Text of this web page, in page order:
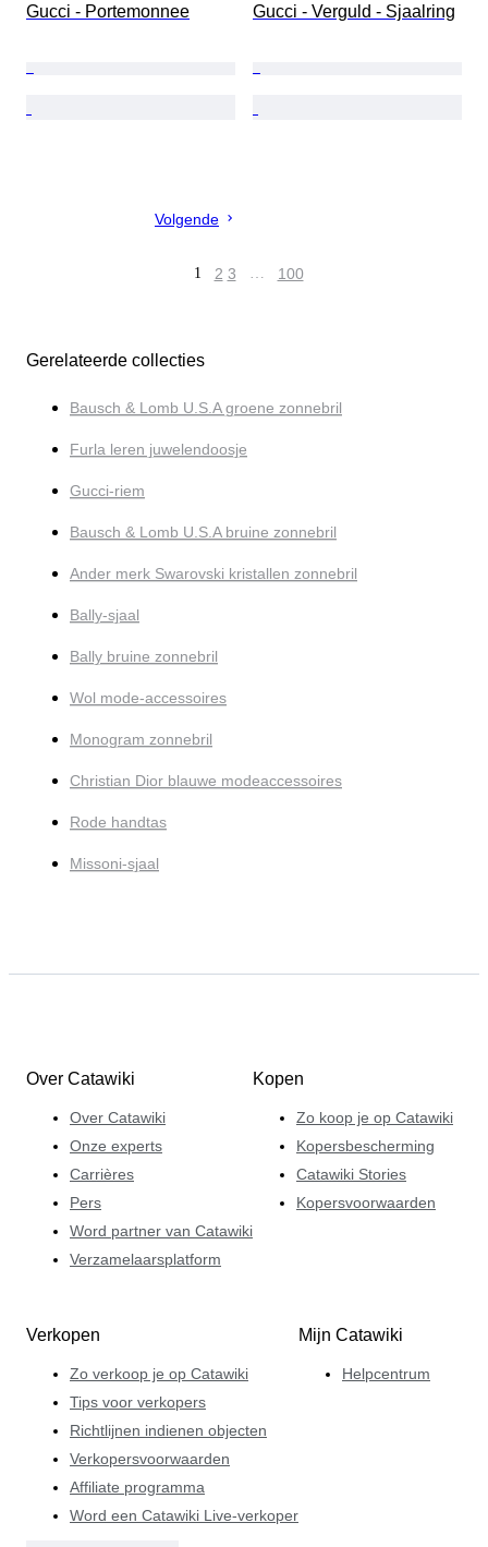
Gucci - Portemonnee Gucci - Verguld - Sjaalring
Volgende
1 2 3 … 100
Gerelateerde collecties
Bausch & Lomb U.S.A groene zonnebril
Furla leren juwelendoosje
Gucci-riem
Bausch & Lomb U.S.A bruine zonnebril
Ander merk Swarovski kristallen zonnebril
Bally-sjaal
Bally bruine zonnebril
Wol mode-accessoires
Monogram zonnebril
Christian Dior blauwe modeaccessoires
Rode handtas
Missoni-sjaal
Over Catawiki
Over Catawiki
Onze experts
Carrières
Pers
Word partner van Catawiki
Verzamelaarsplatform
Kopen
Zo koop je op Catawiki
Kopersbescherming
Catawiki Stories
Kopersvoorwaarden
Verkopen
Zo verkoop je op Catawiki
Tips voor verkopers
Richtlijnen indienen objecten
Verkopersvoorwaarden
Affiliate programma
Word een Catawiki Live-verkoper
Mijn Catawiki
Helpcentrum